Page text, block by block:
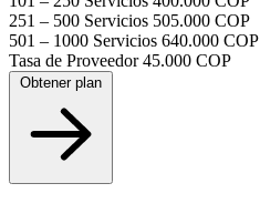
251 – 500 Servicios 505.000 COP
501 – 1000 Servicios 640.000 COP
Tasa de Proveedor45.000 COP
Obtener plan